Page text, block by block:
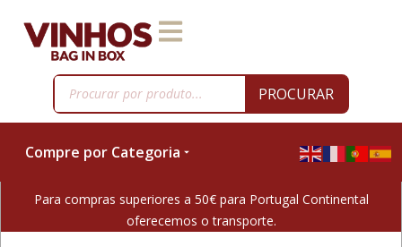
PROCURAR
Compre por Categoria
Para compras superiores a 50€ para Portugal Continental
oferecemos o transporte.